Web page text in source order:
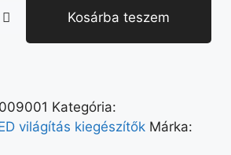
Kosárba teszem
Kategória:
világítás kiegészítők Márka: